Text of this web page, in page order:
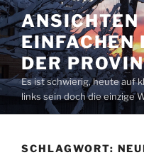
Zum
Inhalt
springen
ANSICHTEN
EINFACHEN
DER
Es ist schwierig, heute auf
links sein doch die einzige
SCHLAGWORT: